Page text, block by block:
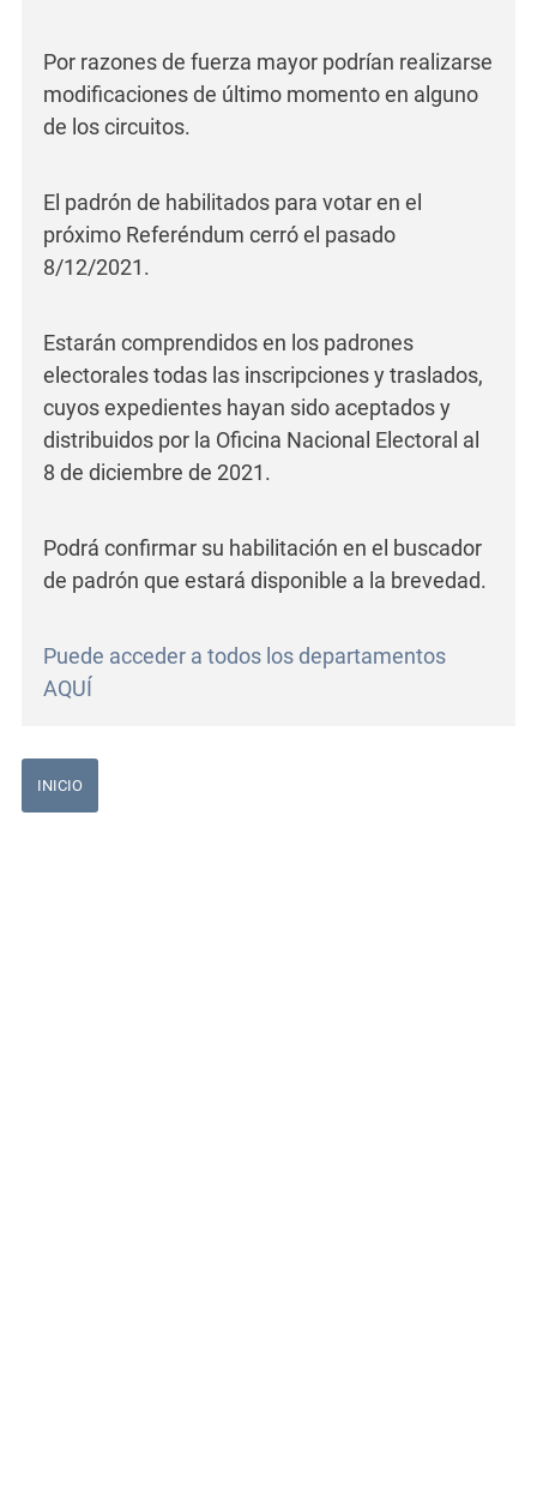
Por razones de fuerza mayor podrían realizarse
modificaciones de último momento en alguno
de los circuitos.
El padrón de habilitados para votar en el
próximo Referéndum cerró el pasado
8/12/2021.
Estarán comprendidos en los padrones
electorales todas las inscripciones y traslados,
cuyos expedientes hayan sido aceptados y
distribuidos por la Oficina Nacional Electoral al
8 de diciembre de 2021.
Podrá confirmar su habilitación en el buscador
de padrón que estará disponible a la brevedad.
Puede acceder a todos los departamentos
AQUÍ
INICIO